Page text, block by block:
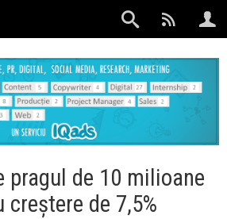
pragul de 10 milioane
creștere de 7,5%